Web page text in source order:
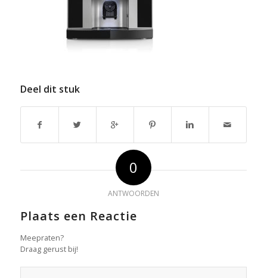
Deel dit stuk
0
ANTWOORDEN
Plaats een Reactie
Meepraten?
Draag gerust bij!